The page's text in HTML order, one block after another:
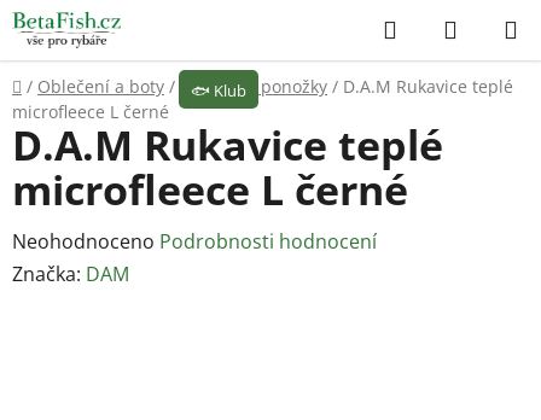
Přejít
na
obsah
Hledat
KOŠÍK
Domů
/ Oblečení a boty / Rukavice, ponožky / D.A.M Rukavice teplé
microfleece L černé
D.A.M Rukavice teplé
microfleece L černé
Průměrné
hodnocení
Neohodnoceno Podrobnosti hodnocení
Značka: DAM
🐟 Klub